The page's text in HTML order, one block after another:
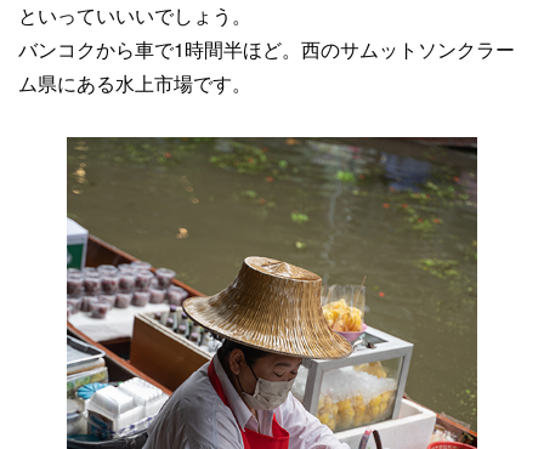
といっていいいでしょう。
バンコクから車で1時間半ほど。西のサムットソンクラー
ム県にある水上市場です。